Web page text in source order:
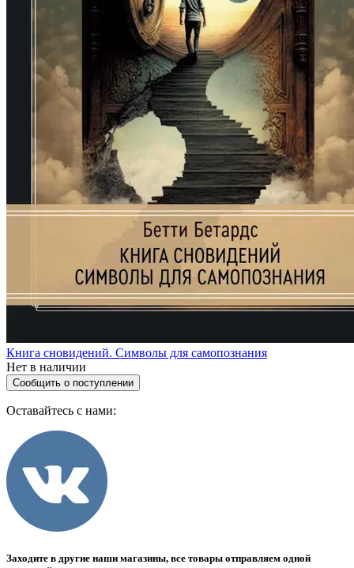
Книга сновидений. Символы для самопознания
Нет в наличии
Сообщить о поступлении
Оставайтесь с нами:
Заходите в другие наши магазины, все товары отправляем одной